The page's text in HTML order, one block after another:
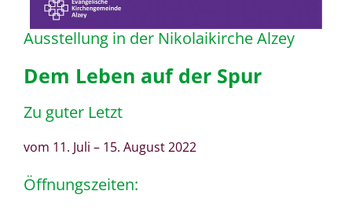
Ausstellung in der Nikolaikirche Alzey
Dem Leben auf der Spur
Zu guter Letzt
vom 11. Juli – 15. August 2022
Öffnungszeiten: